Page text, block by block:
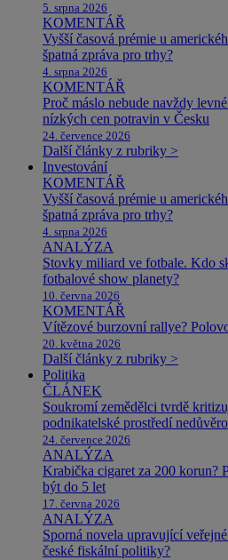
5. srpna 2026
KOMENTÁŘ
Vyšší časová prémie u
špatná zpráva pro trhy?
4. srpna 2026
KOMENTÁŘ
Proč máslo nebude navždy
nízkých cen potravin v Česku
24. července 2026
Další články z rubriky >
Investování
KOMENTÁŘ
Vyšší časová prémie u
špatná zpráva pro trhy?
4. srpna 2026
ANALÝZA
Stovky miliard ve fotbale. Kdo
fotbalové show planety?
10. června 2026
KOMENTÁŘ
Vítězové burzovní rallye?
20. května 2026
Další články z rubriky >
Politika
ČLÁNEK
Soukromí zemědělci tvrdě
podnikatelské prostředí
24. července 2026
ANALÝZA
Krabička cigaret za 200 korun?
být do 5 let
17. června 2026
ANALÝZA
Sporná novela upravující
české fiskální politiky?